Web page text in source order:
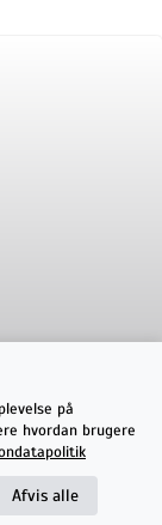
på
hvordan brugere
Afvis alle